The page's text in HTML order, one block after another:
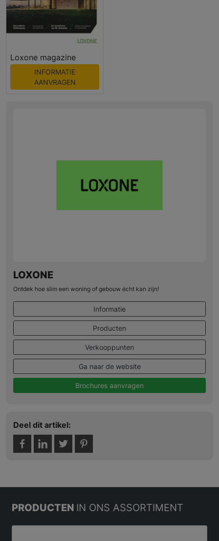
Loxone magazine
INFORMATIE
AANVRAGEN
LOXONE
Ontdek hoe slim een woning of gebouw écht kan zijn!
Informatie
Producten
Verkooppunten
Ga naar de website
Brochures aanvragen
Deel dit artikel:
PRODUCTEN IN ONS ASSORTIMENT